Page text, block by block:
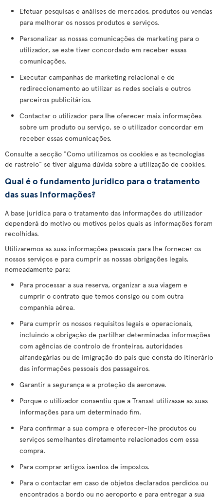
Efetuar pesquisas e análises de mercados, produtos ou vendas
para melhorar os nossos produtos e serviços.
Personalizar as nossas comunicações de marketing para o
utilizador, se este tiver concordado em receber essas
comunicações.
Executar campanhas de marketing relacional e de
redireccionamento ao utilizar as redes sociais e outros
parceiros publicitários.
Contactar o utilizador para lhe oferecer mais informações
sobre um produto ou serviço, se o utilizador concordar em
receber essas comunicações.
Consulte a secção "Como utilizamos os cookies e as tecnologias
de rastreio" se tiver alguma dúvida sobre a utilização de cookies.
Qual é o fundamento jurídico para o tratamento
das suas informações?
A base jurídica para o tratamento das informações do utilizador
dependerá do motivo ou motivos pelos quais as informações foram
recolhidas.
Utilizaremos as suas informações pessoais para lhe fornecer os
nossos serviços e para cumprir as nossas obrigações legais,
nomeadamente para:
Para processar a sua reserva, organizar a sua viagem e
cumprir o contrato que temos consigo ou com outra
companhia aérea.
Para cumprir os nossos requisitos legais e operacionais,
incluindo a obrigação de partilhar determinadas informações
com agências de controlo de fronteiras, autoridades
alfandegárias ou de imigração do país que consta do itinerário
das informações pessoais dos passageiros.
Garantir a segurança e a proteção da aeronave.
Porque o utilizador consentiu que a Transat utilizasse as suas
informações para um determinado fim.
Para confirmar a sua compra e oferecer-lhe produtos ou
serviços semelhantes diretamente relacionados com essa
compra.
Para comprar artigos isentos de impostos.
Para o contactar em caso de objetos declarados perdidos ou
encontrados a bordo ou no aeroporto e para entregar a sua